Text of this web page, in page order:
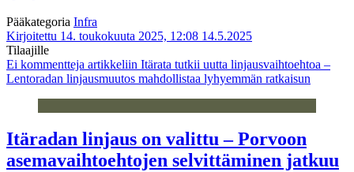
Pääkategoria Infra
Kirjoitettu 14. toukokuuta 2025, 12:08 14.5.2025
Tilaajille
Ei kommentteja artikkeliin Itärata tutkii uutta linjausvaihtoehtoa –
Lentoradan linjausmuutos mahdollistaa lyhyemmän ratkaisun
Itäradan linjaus on valittu – Porvoon
asemavaihtoehtojen selvittäminen jatkuu